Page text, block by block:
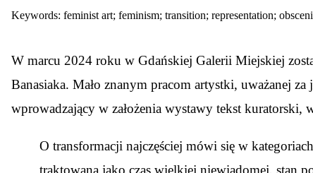
Keywords: feminist art; feminism; transition; representation;
W marcu 2024 roku w Gdańskiej Galerii Miejskiej
Banasiaka. Mało znanym pracom artystki, uważanej
wprowadzający w założenia wystawy tekst kuratorski,
O transformacji najczęściej mówi się w
traktowana jako czas wielkiej niewiadomej, stan